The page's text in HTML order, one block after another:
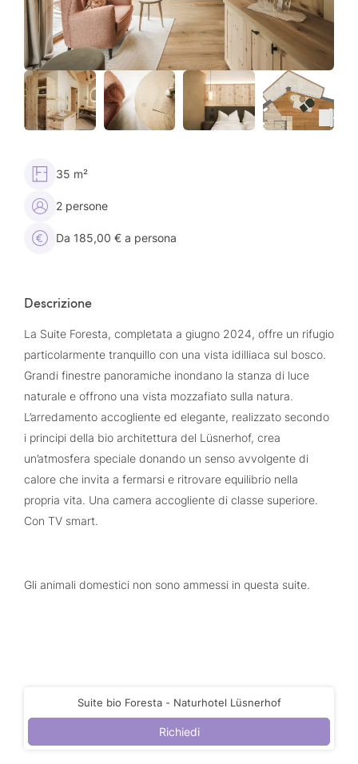
35 m²
2 persone
Da 185,00 € a persona
Descrizione
La Suite Foresta, completata a giugno 2024, offre un rifugio
particolarmente tranquillo con una vista idilliaca sul bosco.
Grandi finestre panoramiche inondano la stanza di luce
naturale e offrono una vista mozzafiato sulla natura.
L’arredamento accogliente ed elegante, realizzato secondo
i principi della bio architettura del Lüsnerhof, crea
un’atmosfera speciale donando un senso avvolgente di
calore che invita a fermarsi e ritrovare equilibrio nella
propria vita. Una camera accogliente di classe superiore.
Con TV smart.
Gli animali domestici non sono ammessi in questa suite.
Suite bio Foresta - Naturhotel Lüsnerhof
Richiedi